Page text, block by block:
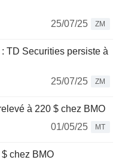
25/07/25
ZM
TD Securities persiste à
25/07/25
ZM
à 220 $ chez BMO
01/05/25
MT
chez BMO